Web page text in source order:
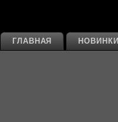
НОВИНКИ
ГЛАВНАЯ